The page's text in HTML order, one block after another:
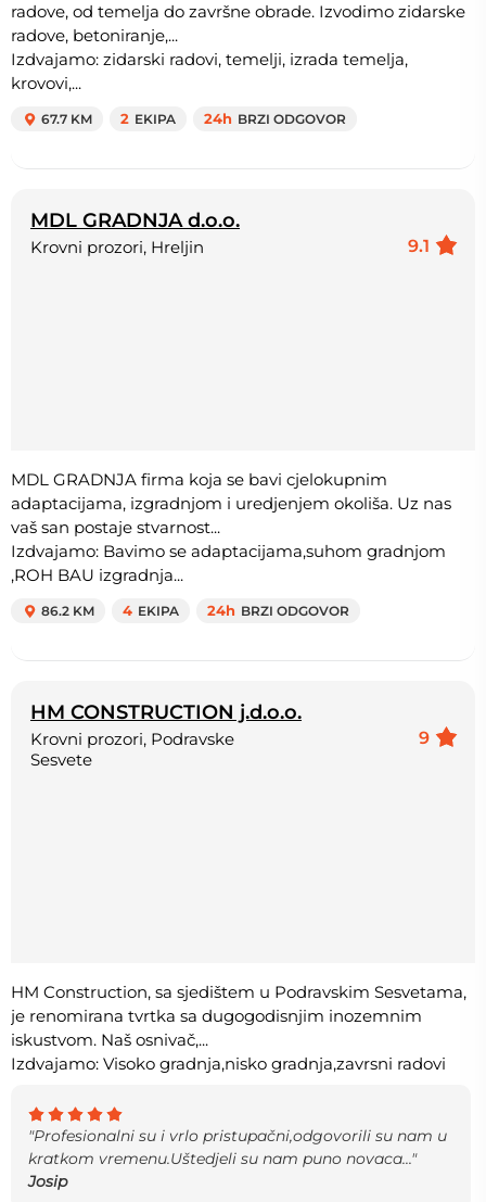
radove, od temelja do završne obrade. Izvodimo zidarske
radove, betoniranje,...
Izdvajamo: zidarski radovi, temelji, izrada temelja,
krovovi,...
67.7 KM 2 EKIPA 24h BRZI ODGOVOR
MDL GRADNJA d.o.o.
9.1
Krovni prozori, Hreljin
MDL GRADNJA firma koja se bavi cjelokupnim
adaptacijama, izgradnjom i uredjenjem okoliša. Uz nas
vaš san postaje stvarnost...
Izdvajamo: Bavimo se adaptacijama,suhom gradnjom
,ROH BAU izgradnja...
86.2 KM 4 EKIPA 24h BRZI ODGOVOR
HM CONSTRUCTION j.d.o.o.
9
Krovni prozori, Podravske
Sesvete
HM Construction, sa sjedištem u Podravskim Sesvetama,
je renomirana tvrtka sa dugogodisnjim inozemnim
iskustvom. Naš osnivač,...
Izdvajamo: Visoko gradnja,nisko gradnja,zavrsni radovi
"Profesionalni su i vrlo pristupačni,odgovorili su nam u
kratkom vremenu.Uštedjeli su nam puno novaca..."
Josip